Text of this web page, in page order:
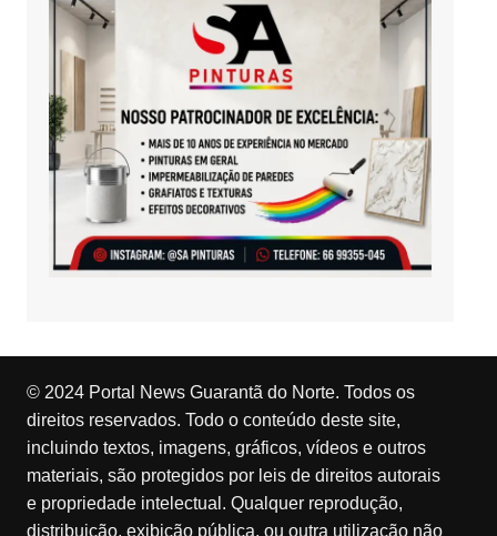
© 2024 Portal News Guarantã do Norte. Todos os
direitos reservados. Todo o conteúdo deste site,
incluindo textos, imagens, gráficos, vídeos e outros
materiais, são protegidos por leis de direitos autorais
e propriedade intelectual. Qualquer reprodução,
distribuição, exibição pública, ou outra utilização não